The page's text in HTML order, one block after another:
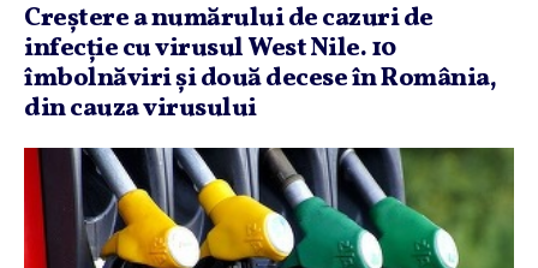
Creştere a numărului de cazuri de
infecţie cu virusul West Nile. 10
îmbolnăviri şi două decese în România,
din cauza virusului